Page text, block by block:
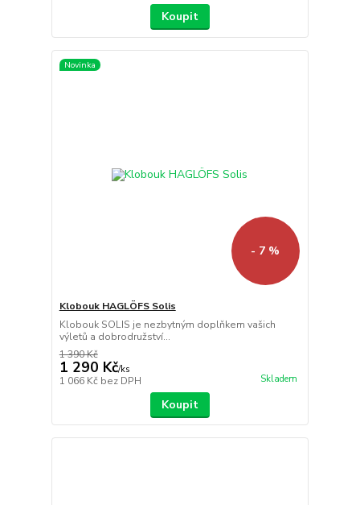
Koupit
Novinka
- 7 %
Klobouk HAGLÖFS Solis
Klobouk SOLIS je nezbytným doplňkem vašich
výletů a dobrodružství...
1 390 Kč
1 290 Kč/ks
1 066 Kč bez DPH Skladem
Koupit